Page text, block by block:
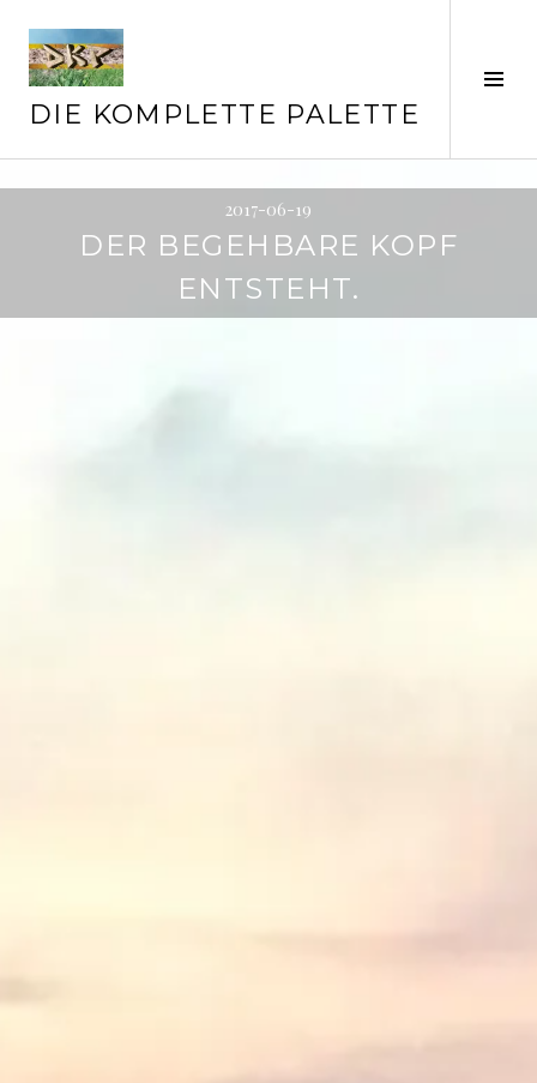
zum
Inhalt
DIE KOMPLETTE PALETTE
2017-06-19
DER BEGEHBARE KOPF
ENTSTEHT.